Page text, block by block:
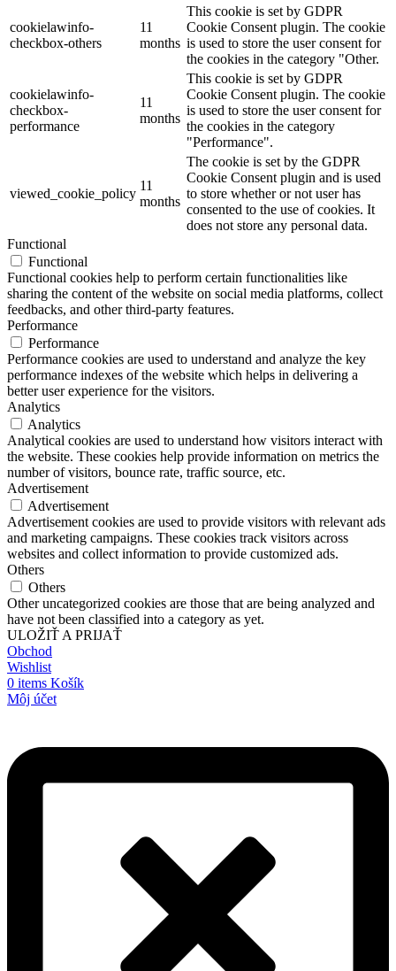
cookielawinfo-
checkbox-others
11
months
This cookie is set by GDPR
Cookie Consent plugin. The cookie
is used to store the user consent for
the cookies in the category "Other.
cookielawinfo-
checkbox-
performance
11
months
This cookie is set by GDPR
Cookie Consent plugin. The cookie
is used to store the user consent for
the cookies in the category
"Performance".
viewed_cookie_policy
11
months
The cookie is set by the GDPR
Cookie Consent plugin and is used
to store whether or not user has
consented to the use of cookies. It
does not store any personal data.
Functional
Functional
Functional cookies help to perform certain functionalities like
sharing the content of the website on social media platforms, collect
feedbacks, and other third-party features.
Performance
Performance
Performance cookies are used to understand and analyze the key
performance indexes of the website which helps in delivering a
better user experience for the visitors.
Analytics
Analytics
Analytical cookies are used to understand how visitors interact with
the website. These cookies help provide information on metrics the
number of visitors, bounce rate, traffic source, etc.
Advertisement
Advertisement
Advertisement cookies are used to provide visitors with relevant ads
and marketing campaigns. These cookies track visitors across
websites and collect information to provide customized ads.
Others
Others
Other uncategorized cookies are those that are being analyzed and
have not been classified into a category as yet.
ULOŽIŤ A PRIJAŤ
Obchod
Wishlist
0 items Košík
Môj účet